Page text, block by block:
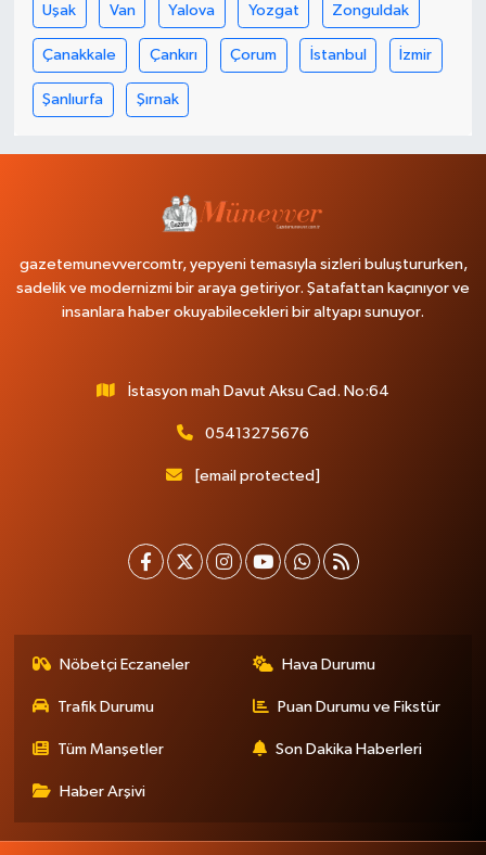
Uşak Van Yalova Yozgat Zonguldak
Çanakkale Çankırı Çorum İstanbul İzmir
Şanlıurfa Şırnak
gazetemunevvercomtr, yepyeni temasıyla sizleri buluştururken,
sadelik ve modernizmi bir araya getiriyor. Şatafattan kaçınıyor ve
insanlara haber okuyabilecekleri bir altyapı sunuyor.
İstasyon mah Davut Aksu Cad. No:64
05413275676
[email protected]
Nöbetçi Eczaneler Hava Durumu
Trafik Durumu Puan Durumu ve Fikstür
Tüm Manşetler Son Dakika Haberleri
Haber Arşivi